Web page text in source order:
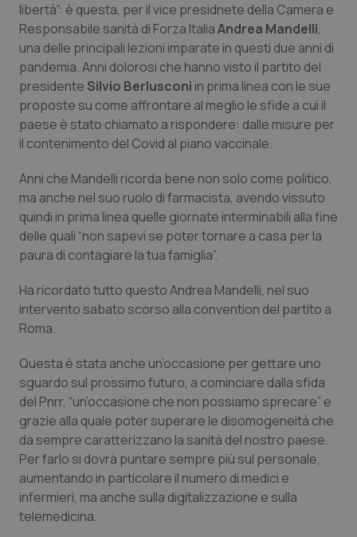
Friuli Venezia Giulia
Lazio
Liguria
Lombardia
Marche
Molise
Piemonte
Provincia Autonoma di Bolzano
Puglia
Sardegna
Sicilia
Toscana
Dermatite Atopica
Diabete & glucometri
Disturbi dell’umore
Dolore
Donna & Salute
Epatiti
HIV
Infezioni & Febbre
Malattie rare
Malattia di Crohn & Rettocolite Ulcerosa
Neuroscienze & patologie neurodegenerative
Obesità
libertà”: è questa, per il vice presidnete della Camera e
Responsabile sanità di Forza ItaliaAndrea Mandelli,
una delle principali lezioni imparate in questi due anni di
pandemia. Anni dolorosi che hanno visto il partito del
presidente Silvio Berlusconi in prima linea con le sue
proposte su come affrontare al meglio le sfide a cui il
paese è stato chiamato a rispondere: dalle misure per
il contenimento del Covid al piano vaccinale.
Anni che Mandelli ricorda bene non solo come politico,
ma anche nel suo ruolo di farmacista, avendo vissuto
quindi in prima linea quelle giornate interminabili alla fine
delle quali “non sapevi se poter tornare a casa per la
paura di contagiare la tua famiglia”.
Ha ricordato tutto questo Andrea Mandelli, nel suo
intervento sabato scorso alla convention del partito a
Roma.
Questa è stata anche un’occasione per gettare uno
sguardo sul prossimo futuro, a cominciare dalla sfida
del Pnrr, “un’occasione che non possiamo sprecare” e
grazie alla quale poter superare le disomogeneità che
da sempre caratterizzano la sanità del nostro paese.
Per farlo si dovrà puntare sempre più sul personale,
aumentando in particolare il numero di medici e
infermieri, ma anche sulla digitalizzazione e sulla
telemedicina.